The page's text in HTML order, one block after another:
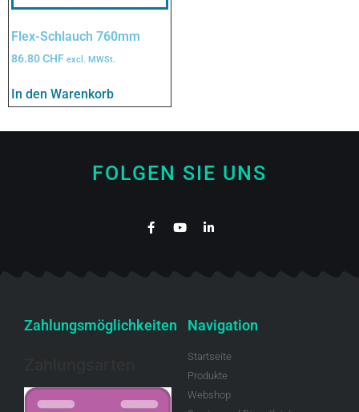
Flex-Schlauch 760mm
86.80CHF excl. MWSt.
In den Warenkorb
FOLGEN SIE UNS
Zahlungsmöglichkeiten Navigation
Startseite
Produkte
Webshop